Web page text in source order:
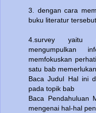
3. dengan cara
buku literatur
4.survey yaitu
mengumpulkan
memfokuskan
satu bab
Baca Judul Hal ini
pada topik bab
Baca Pendahuluan
mengenai hal-hal